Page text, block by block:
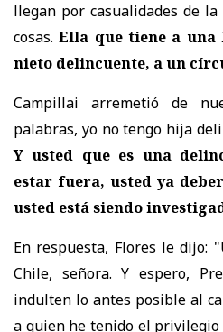
llegan por casualidades de
cosas.Ella que tiene a
nieto delincuente, a un
Campillai arremetió de
palabras, yo no tengo hija
Y usted que es una
estar fuera, usted ya
usted está siendo
En respuesta, Flores le dijo:
Chile, señora. Y espero,
indulten lo antes posible al
a quien he tenido el